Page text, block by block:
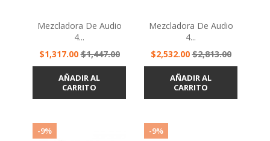
Mezcladora De Audio
4...
Precio
$1,317.00Precio
base
$1,447.00
AÑADIR AL
CARRITO
Mezcladora De Audio
4...
Precio
$2,532.00Precio
base
$2,813.00
AÑADIR AL
CARRITO
-9% -9%